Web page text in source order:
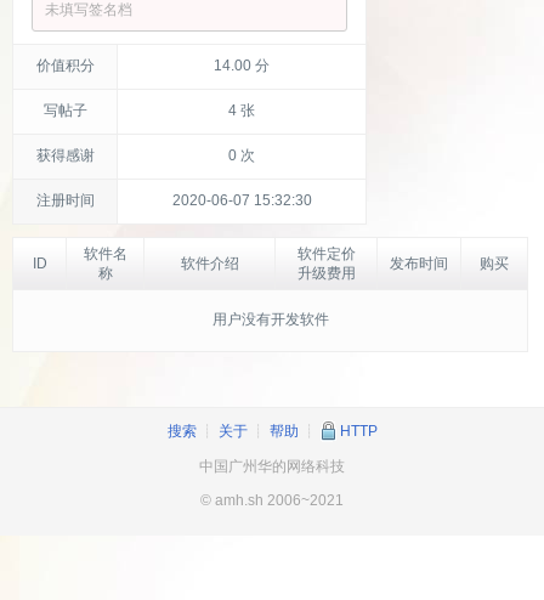
未填写签名档
价值积分 14.00 分
写帖子 4 张
获得感谢 0 次
注册时间 2020-06-07 15:32:30
ID
软件名
称
软件介绍
软件定价
升级费用
发布时间 购买
用户没有开发软件
搜索┊ 关于┊ 帮助 HTTP
中国广州华的网络科技
© amh.sh 2006~2021